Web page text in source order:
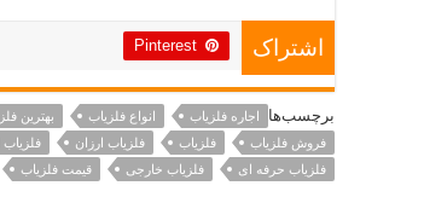
اشتراک Pinterest
برچسب‌ها اجاره فلزیاب انواع فلزیاب بهترین
فروش فلزیاب
فلزیاب فلزیاب ارزان فلزیاب
فلزیاب حرفه ای
فلزیاب خارجی قیمت فلزیاب